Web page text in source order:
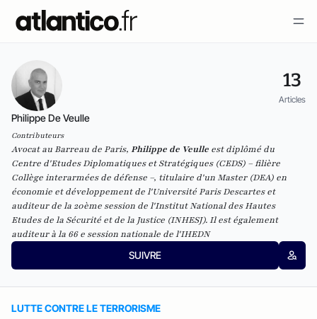
13
Articles
Philippe De Veulle
Contributeurs
Avocat au Barreau de Paris, Philippe de Veulle est diplômé du
Centre d'Etudes Diplomatiques et Stratégiques (CEDS) – filière
Collège interarmées de défense –, titulaire d'un Master (DEA) en
économie et développement de l'Université Paris Descartes et
auditeur de la 20ème session de l'Institut National des Hautes
Etudes de la Sécurité et de la Justice (INHESJ). Il est également
auditeur à la 66 e session nationale de l'IHEDN
SUIVRE
LUTTE CONTRE LE TERRORISME